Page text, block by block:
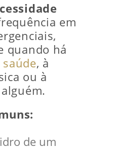
em
quando há
saúde, à
ou à
de um